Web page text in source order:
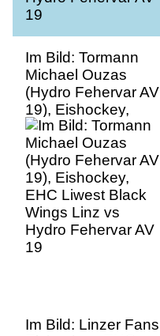
Im Bild: Tormann
Michael Ouzas
(Hydro Fehervar AV
19), Eishockey,
EHC Liwest Black
Wings Linz vs
Hydro Fehervar AV
19
Im Bild: Linzer Fans